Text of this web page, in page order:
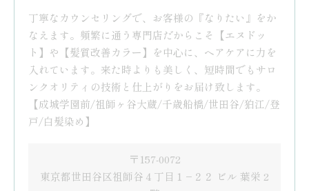
丁寧なカウンセリングで、お客様の『なりたい』をか
なえます。頻繁に通う専門店だからこそ【エヌドッ
ト】や【髪質改善カラー】を中心に、ヘアケアに力を
入れています。来た時よりも美しく、短時間でもサロ
ンクオリティの技術と仕上がりをお届け致します。
【成城学園前/祖師ヶ谷大蔵/千歳船橋/世田谷/狛江/登
戸/白髪染め】
〒157-0072
東京都世田谷区祖師谷４丁目１−２２ ビル 葉栄 2